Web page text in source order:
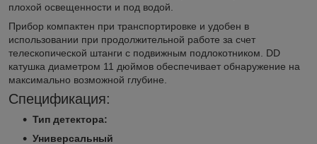
плохой освещенности и под водой.
Прибор компактен при транспортировке и удобен в
использовании при продолжительной работе за счет
телескопической штанги с подвижным подлокотником. DD
катушка диаметром 11 дюймов обеспечивает обнаружение на
максимально возможной глубине.
Спецификация:
Тип детектора:
Универсальный